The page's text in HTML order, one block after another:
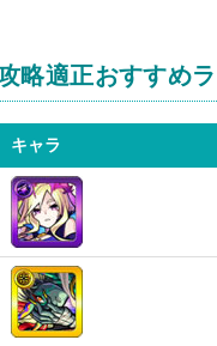
略適正おすすめ
キャラ